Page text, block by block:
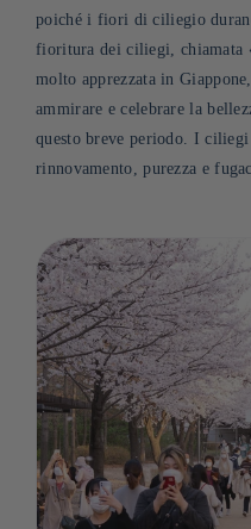
poiché i fiori di ciliegio
fioritura dei ciliegi, chiamata
molto apprezzata in
ammirare e celebrare la
questo breve periodo. I
rinnovamento, purezza e